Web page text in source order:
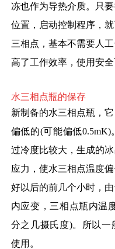
冻也作为导热介质。只
位置，启动控制程序，
三相点，基本不需要人
高了工作效率，使用安全
水三相点瓶的保存
新制备的水三相点瓶，
偏低的(可能偏低0.5mK)
过冷度比较大，生成的
应力，使水三相点温度
好以后的前几个小时，
内应变，三相点瓶内温
分之几摄氏度)。所以一
使用。